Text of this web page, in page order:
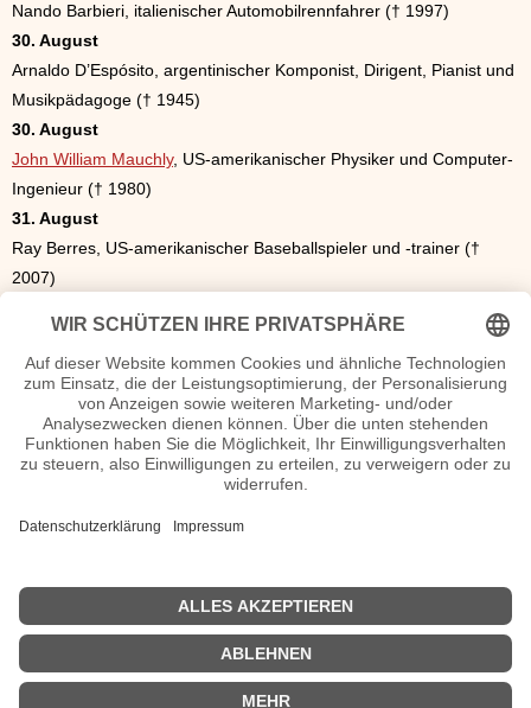
Nando Barbieri, italienischer Automobilrennfahrer († 1997)
30. August
Arnaldo D’Espósito, argentinischer Komponist, Dirigent, Pianist und
Musikpädagoge († 1945)
30. August
John William Mauchly, US-amerikanischer Physiker und Computer-
Ingenieur († 1980)
31. August
Ray Berres, US-amerikanischer Baseballspieler und -trainer (†
2007)
Ramon Magsaysay, philippinischer Politiker und Staatspräsident (†
1957)
| © 2013–2026 was-war-wann.de. Alle Rechte vorbehalten. |